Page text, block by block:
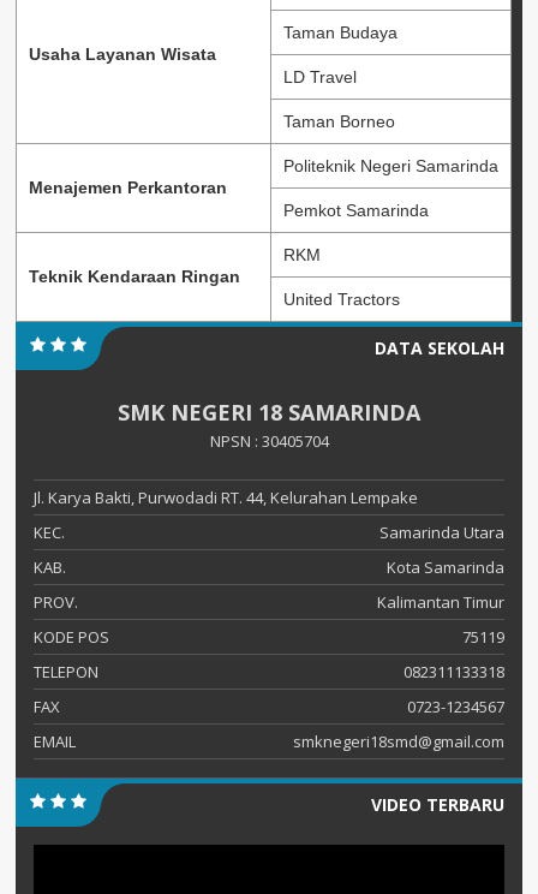
Usaha Layanan Wisata
Taman Budaya
LD Travel
Taman Borneo
Menajemen Perkantoran
Politeknik Negeri Samarinda
Pemkot Samarinda
Teknik Kendaraan Ringan
RKM
United Tractors
DATA SEKOLAH
SMK NEGERI 18 SAMARINDA
NPSN : 30405704
Jl. Karya Bakti, Purwodadi RT. 44, Kelurahan Lempake
KEC.
Samarinda Utara
KAB.
Kota Samarinda
PROV.
Kalimantan Timur
KODE POS
75119
TELEPON
082311133318
FAX
0723-1234567
EMAIL
smknegeri18smd@gmail.com
VIDEO TERBARU